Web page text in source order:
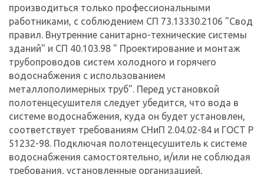
производиться только профессиональными
работниками, с соблюдением СП 73.13330.2106 "Свод
правил. Внутренние санитарно-технические системы
зданий" и СП 40.103.98 " Проектирование и монтаж
трубопроводов систем холодного и горячего
водоснабжения с использованием
металлополимерных труб". Перед установкой
полотенцесушителя следует убедится, что вода в
системе водоснабжения, куда он будет установлен,
соответствует требованиям СНиП 2.04.02-84 и ГОСТ Р
51232-98. Подключая полотенцесушитель к системе
водоснабжения самостоятельно, и/или не соблюдая
требования, установленные организацией,